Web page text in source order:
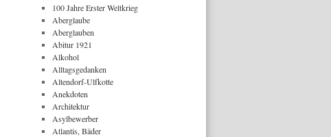
100 Jahre Erster Weltkrieg
Aberglaube
Aberglauben
Abitur 1921
Alkohol
Alltagsgedanken
Altendorf-Ulfkotte
Anekdoten
Architektur
Asylbewerber
Atlantis, Bäder